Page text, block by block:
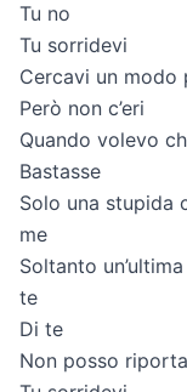
Tu no
Tu sorridevi
Cercavi un modo
Però non c’eri
Quando volevo
Bastasse
Solo una stupida
me
Soltanto
te
Di te
Non posso